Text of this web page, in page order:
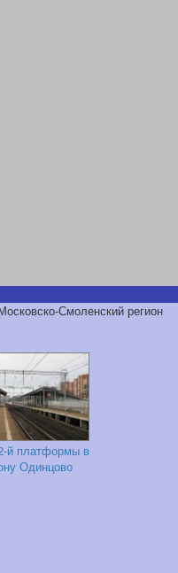
Смоленский регион
й платформы в
Одинцово